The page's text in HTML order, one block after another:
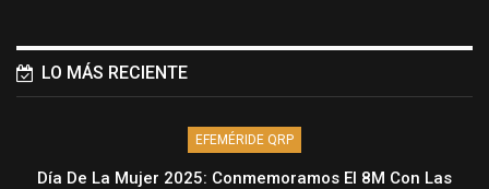
LO MÁS RECIENTE
EFEMÉRIDE QRP
Día De La Mujer 2025: Conmemoramos El 8M Con Las